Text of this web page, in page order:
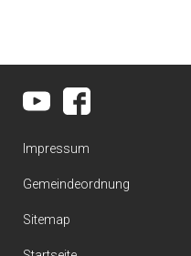
Impressum
Gemeindeordnung
Sitemap